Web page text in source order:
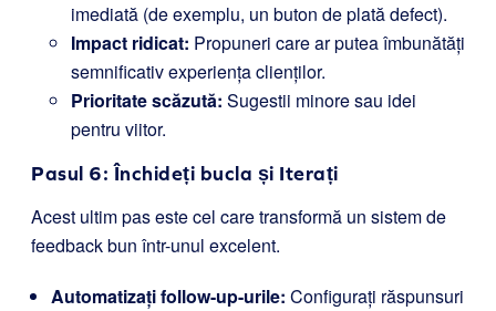
imediată (de exemplu, un buton de plată defect).
Impact ridicat: Propuneri care ar putea îmbunătăți
semnificativ experiența clienților.
Prioritate scăzută: Sugestii minore sau idei
pentru viitor.
Pasul 6: Închideți bucla și Iterați
Acest ultim pas este cel care transformă un sistem de
feedback bun într-unul excelent.
Automatizați follow-up-urile: Configurați răspunsuri